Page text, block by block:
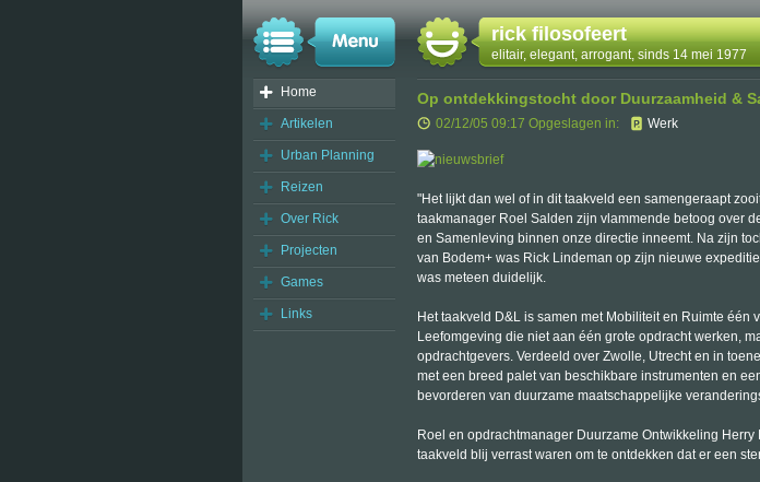
rick filosofeert
elitair, elegant, arrogant, sinds 14 mei 1977
Home
Artikelen
Urban Planning
Reizen
Over Rick
Projecten
Games
Links
Op ontdekkingstocht door Duurzaamheid &
02/12/05 09:17 Opgeslagen in: Werk
"Het lijkt dan wel of in dit taakveld een samengeraapt
taakmanager Roel Salden zijn vlammende betoog over
en Samenleving binnen onze directie inneemt. Na zijn
van Bodem+ was Rick Lindeman op zijn nieuwe
was meteen duidelijk.
Het taakveld D&L is samen met Mobiliteit en Ruimte één
Leefomgeving die niet aan één grote opdracht werken,
opdrachtgevers. Verdeeld over Zwolle, Utrecht en in
met een breed palet van beschikbare instrumenten en
bevorderen van duurzame maatschappelijke
Roel en opdrachtmanager Duurzame Ontwikkeling
taakveld blij verrast waren om te ontdekken dat er een